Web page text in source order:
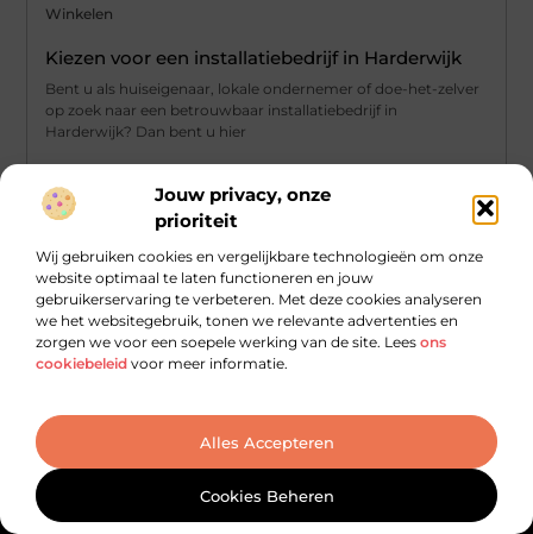
Jouw privacy, onze
prioriteit
Wij gebruiken cookies en vergelijkbare technologieën om onze
website optimaal te laten functioneren en jouw
gebruikerservaring te verbeteren. Met deze cookies analyseren
we het websitegebruik, tonen we relevante advertenties en
zorgen we voor een soepele werking van de site. Lees ons
cookiebeleid voor meer informatie.
Alles Accepteren
Cookies Beheren
Winkelen
Kiezen voor een installatiebedrijf in Harderwijk
Bent u als huiseigenaar, lokale ondernemer of doe-het-zelver
op zoek naar een betrouwbaar installatiebedrijf in
Harderwijk? Dan bent u hier
...
Main Links
Bericht categorie